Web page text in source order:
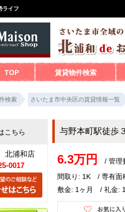
ライフ
TOP 賃貸物件検索
検索 さいたま市中央区の賃貸情報一覧
与野本町駅徒歩
6.3万円
/ 管理
間取り: 1K / 専有面
敷金: 1ヶ月 / 礼金:
こちら
北浦和店
0017